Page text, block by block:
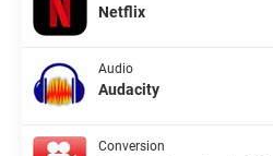
Netflix
Audio
Audacity
Conversion